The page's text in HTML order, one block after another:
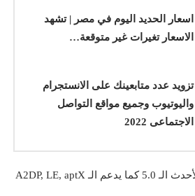
اسعار الحديد اليوم في مصر | تشهد
الاسعار تغيرات غير متوقعة…
تزويد عدد متابعينك على الانستجرام
واليوتيوب وجميع مواقع التواصل
الاجتماعى 2022
البلوتوث يأتي بالإصدار الأحدث الـ 5.0 كما يدعم الـ A2DP, LE, aptX